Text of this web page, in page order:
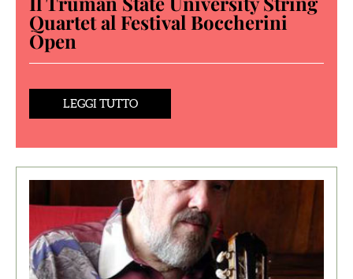
Quartet al Festival Boccherini
Open
LEGGI TUTTO